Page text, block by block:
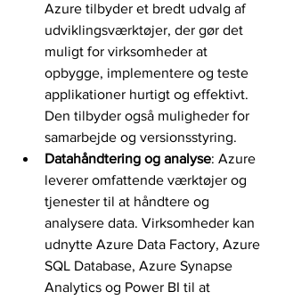
Azure tilbyder et bredt udvalg af
udviklingsværktøjer, der gør det
muligt for virksomheder at
opbygge, implementere og teste
applikationer hurtigt og effektivt.
Den tilbyder også muligheder for
samarbejde og versionsstyring.
Datahåndtering og analyse: Azure
leverer omfattende værktøjer og
tjenester til at håndtere og
analysere data. Virksomheder kan
udnytte Azure Data Factory, Azure
SQL Database, Azure Synapse
Analytics og Power BI til at